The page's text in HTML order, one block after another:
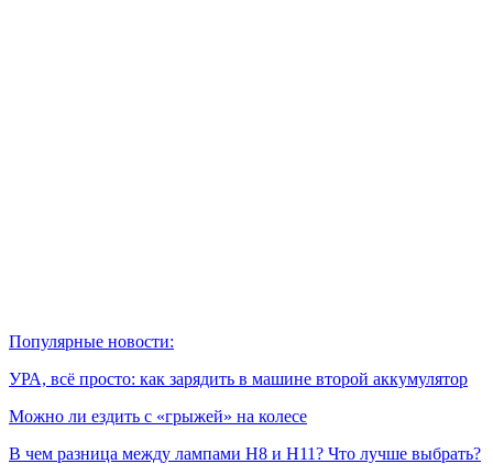
Популярные новости:
УРА, всё просто: как зарядить в машине второй аккумулятор
Можно ли ездить с «грыжей» на колесе
В чем разница между лампами Н8 и Н11? Что лучше выбрать?